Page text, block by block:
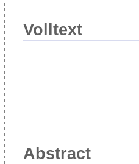
Volltext
Abstract